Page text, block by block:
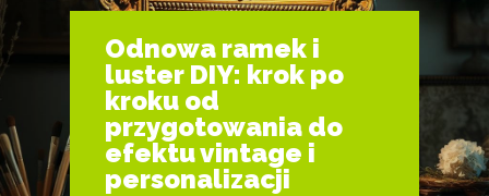
Odnowa ramek i
luster DIY: krok po
kroku od
przygotowania do
efektu vintage i
personalizacji